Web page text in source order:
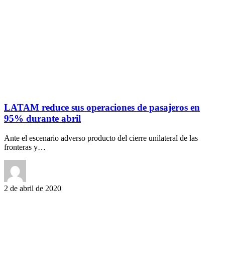
LATAM reduce sus operaciones de pasajeros en
95% durante abril
Ante el escenario adverso producto del cierre unilateral de las
fronteras y…
2 de abril de 2020